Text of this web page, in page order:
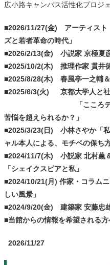
広小路キャンパス活性化プロジ
■2026/11/27(金) アーティスト
ズと若者革命の時代」
■2026/2/13(金) 小説家 京極夏
■2025/10/2(木) 推理作家 貫井
■2025/8/28(木) 春風亭一之輔＆
■2025/6/3(火) 京都大学人と社
「こころ
苦悩を超えられるか？」
■2025/3/23(日) 小林さやか「
ャル本人による、モチベの保ち方
■2024/11/7(木) 小説家 北村薫
「シェイクスピアと私」
■2024/10/21(月) 作家・コラム
しい風景」
■2024/9/20(金) 建築家 安藤忠
■当館からの情報を希望される方
2026/11/27